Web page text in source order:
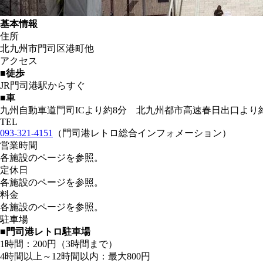
基本情報
住所
北九州市門司区港町他
アクセス
■徒歩
JR門司港駅からすぐ
■車
九州自動車道門司ICより約8分 北九州都市高速春日出口より
TEL
093-321-4151
（門司港レトロ総合インフォメーション）
営業時間
各施設のページを参照。
定休日
各施設のページを参照。
料金
各施設のページを参照。
駐車場
■門司港レトロ駐車場
1時間：200円（3時間まで）
4時間以上～12時間以内：最大800円